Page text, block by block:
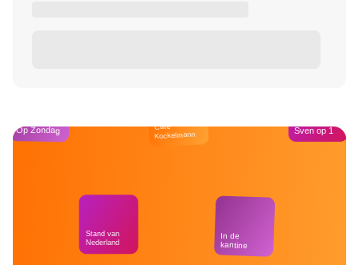
Op Zondag
Stand van
Nederland
Café
Kockelmann
In de
kantine
Sven op 1